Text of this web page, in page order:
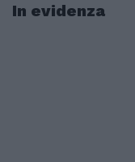
In evidenza